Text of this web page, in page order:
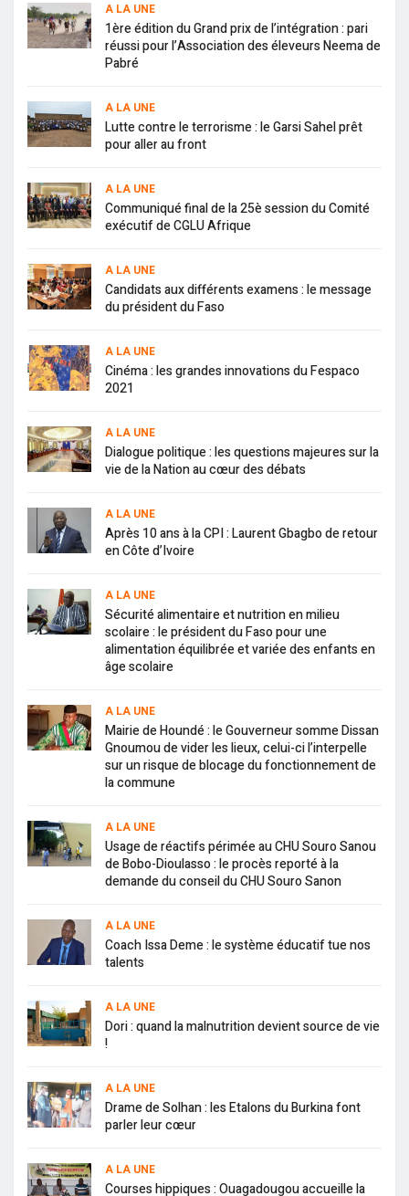
A LA UNE
1ère édition du Grand prix de l’intégration : pari
réussi pour l’Association des éleveurs Neema de
Pabré
A LA UNE
Lutte contre le terrorisme : le Garsi Sahel prêt
pour aller au front
A LA UNE
Communiqué final de la 25è session du Comité
exécutif de CGLU Afrique
A LA UNE
Candidats aux différents examens : le message
du président du Faso
A LA UNE
Cinéma : les grandes innovations du Fespaco
2021
A LA UNE
Dialogue politique : les questions majeures sur la
vie de la Nation au cœur des débats
A LA UNE
Après 10 ans à la CPI : Laurent Gbagbo de retour
en Côte d’Ivoire
A LA UNE
Sécurité alimentaire et nutrition en milieu
scolaire : le président du Faso pour une
alimentation équilibrée et variée des enfants en
âge scolaire
A LA UNE
Mairie de Houndé : le Gouverneur somme Dissan
Gnoumou de vider les lieux, celui-ci l’interpelle
sur un risque de blocage du fonctionnement de
la commune
A LA UNE
Usage de réactifs périmée au CHU Souro Sanou
de Bobo-Dioulasso : le procès reporté à la
demande du conseil du CHU Souro Sanon
A LA UNE
Coach Issa Deme : le système éducatif tue nos
talents
A LA UNE
Dori : quand la malnutrition devient source de vie
!
A LA UNE
Drame de Solhan : les Etalons du Burkina font
parler leur cœur
A LA UNE
Courses hippiques : Ouagadougou accueille la